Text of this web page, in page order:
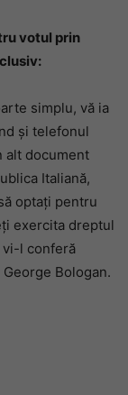
votul prin
simplu, vă ia
și telefonul
alt document
Italiană,
optați pentru
exercita dreptul
vi-l conferă
Bologan.